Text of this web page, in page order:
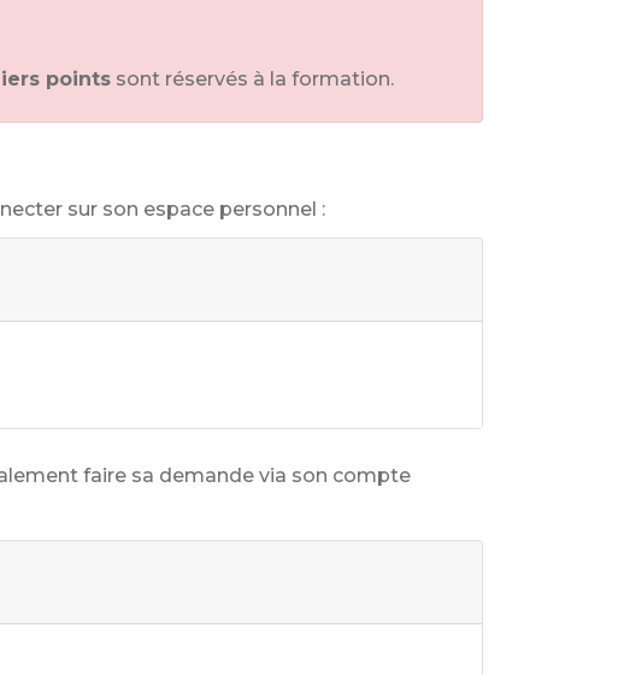
points sont réservés à la formation.
sur son espace personnel :
faire sa demande via son compte